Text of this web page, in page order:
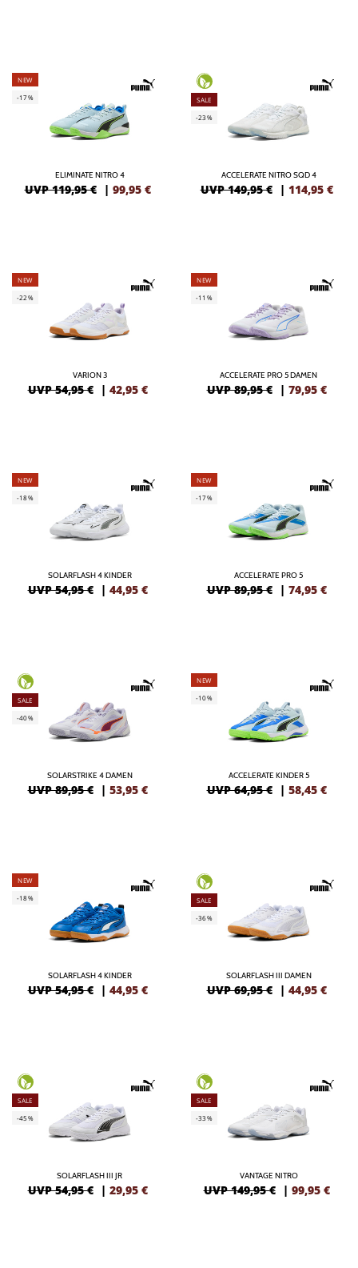
NEW
-17%
ELIMINATE NITRO 4
UVP 119,95 € | 99,95 €
SALE
-23%
ACCELERATE NITRO SQD 4
UVP 149,95 € | 114,95 €
NEW
-22%
VARION 3
UVP 54,95 € | 42,95 €
NEW
-11%
ACCELERATE PRO 5 DAMEN
UVP 89,95 € | 79,95 €
NEW
-18%
SOLARFLASH 4 KINDER
UVP 54,95 € | 44,95 €
NEW
-17%
ACCELERATE PRO 5
UVP 89,95 € | 74,95 €
SALE
-40%
SOLARSTRIKE 4 DAMEN
UVP 89,95 € | 53,95 €
NEW
-10%
ACCELERATE KINDER 5
UVP 64,95 € | 58,45 €
NEW
-18%
SOLARFLASH 4 KINDER
UVP 54,95 € | 44,95 €
SALE
-36%
SOLARFLASH III DAMEN
UVP 69,95 € | 44,95 €
SALE
-45%
SOLARFLASH III JR
UVP 54,95 € | 29,95 €
SALE
-33%
VANTAGE NITRO
UVP 149,95 € | 99,95 €